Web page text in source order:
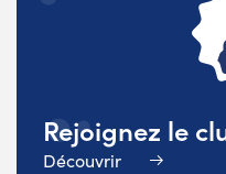
Rejoignez le
Découvrir